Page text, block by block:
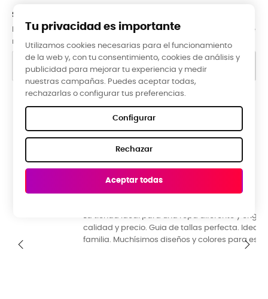
SUBCRÍBETE A LA NEWSLETTER
Puede darse de baja en cualquier momento. Para ello, consulte
nuestra información de contacto en el aviso legal.
Google Reviews
★★★★★
Raquel Campos, hace 3 meses
La tienda ideal para una ropa diferente y original. Buena
calidad y precio. Guia de tallas perfecta. Ideal para toda la
familia. Muchísimos diseños y colores para escoger.
Tu privacidad es importante
Utilizamos cookies necesarias para el funcionamiento
de la web y, con tu consentimiento, cookies de análisis y
publicidad para mejorar tu experiencia y medir
nuestras campañas. Puedes aceptar todas,
rechazarlas o configurar tus preferencias.
Configurar
Rechazar
Aceptar todas